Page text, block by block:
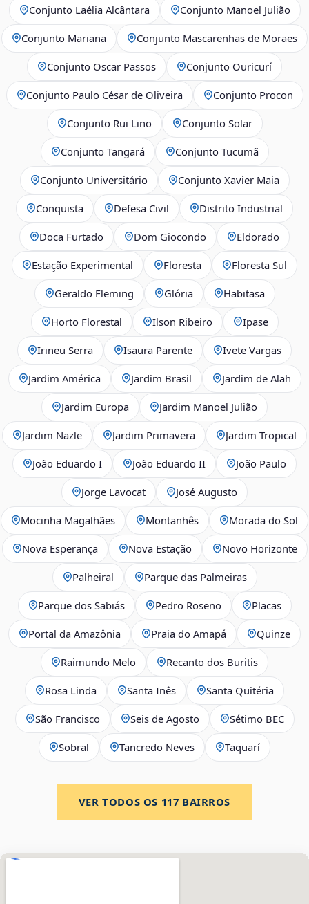
Conjunto Laélia Alcântara Conjunto Manoel Julião
Conjunto Mariana Conjunto Mascarenhas de Moraes
Conjunto Oscar Passos Conjunto Ouricurí
Conjunto Paulo César de Oliveira Conjunto Procon
Conjunto Rui Lino Conjunto Solar
Conjunto Tangará Conjunto Tucumã
Conjunto Universitário Conjunto Xavier Maia
Conquista Defesa Civil Distrito Industrial
Doca Furtado Dom Giocondo Eldorado
Estação Experimental Floresta Floresta Sul
Geraldo Fleming Glória Habitasa
Horto Florestal Ilson Ribeiro Ipase
Irineu Serra Isaura Parente Ivete Vargas
Jardim América Jardim Brasil Jardim de Alah
Jardim Europa Jardim Manoel Julião
Jardim Nazle Jardim Primavera Jardim Tropical
João Eduardo I João Eduardo II João Paulo
Jorge Lavocat José Augusto
Mocinha Magalhães Montanhês Morada do Sol
Nova Esperança Nova Estação Novo Horizonte
Palheiral Parque das Palmeiras
Parque dos Sabiás Pedro Roseno Placas
Portal da Amazônia Praia do Amapá Quinze
Raimundo Melo Recanto dos Buritis
Rosa Linda Santa Inês Santa Quitéria
São Francisco Seis de Agosto Sétimo BEC
Sobral Tancredo Neves Taquarí
VER TODOS OS 117 BAIRROS